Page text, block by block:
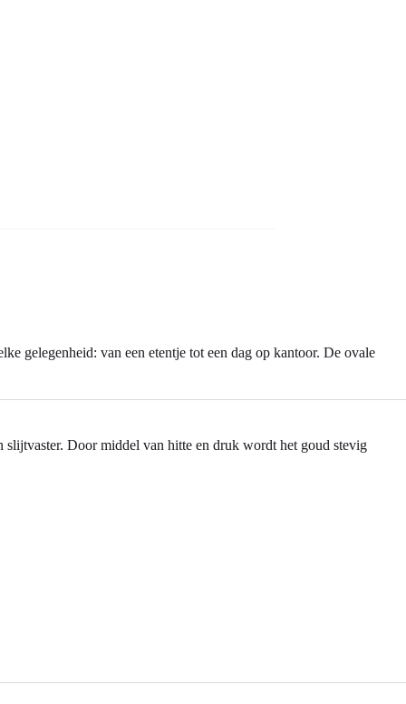
gelegenheid: van een etentje tot een dag op kantoor. De ovale
Door middel van hitte en druk wordt het goud stevig